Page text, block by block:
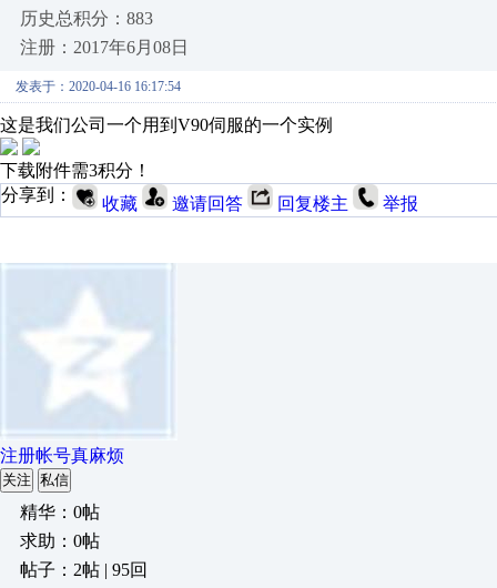
历史总积分：883
注册：2017年6月08日
发表于：2020-04-16 16:17:54
这是我们公司一个用到V90伺服的一个实例
下载附件需3积分！
分享到：
收藏 邀请回答 回复楼主 举报
注册帐号真麻烦
关注 私信
精华：0帖
求助：0帖
帖子：2帖 | 95回